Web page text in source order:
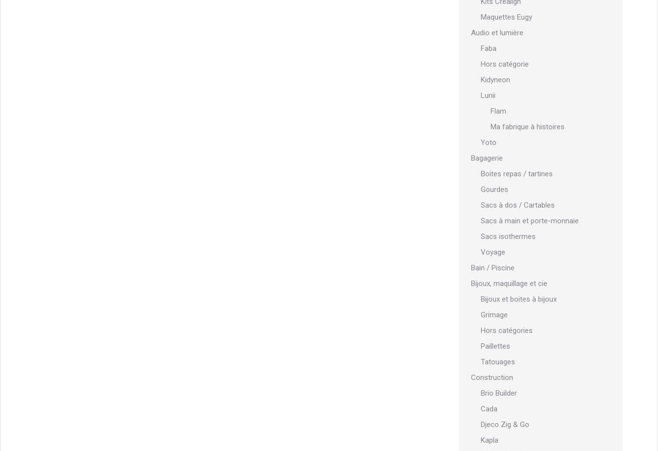
Maquettes Eugy
Audio et lumière
Faba
Hors catégorie
Kidyneon
Lunii
Flam
Ma fabrique à histoires
Yoto
Bagagerie
Boites repas / tartines
Gourdes
Sacs à dos / Cartables
Sacs à main et porte-monnaie
Sacs isothermes
Voyage
Bain / Piscine
Bijoux, maquillage et cie
Bijoux et boites à bijoux
Grimage
Hors catégories
Paillettes
Tatouages
Construction
Brio Builder
Cada
Djeco Zig & Go
Kapla